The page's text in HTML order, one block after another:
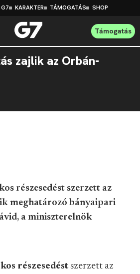
G7 KARAKTER TÁMOGATÁS SHOP
Támogatás
zajlik az Orbán-
részesedést szerzett az
meghatározó bányaipari
a miniszterelnök
részesedést szerzett az